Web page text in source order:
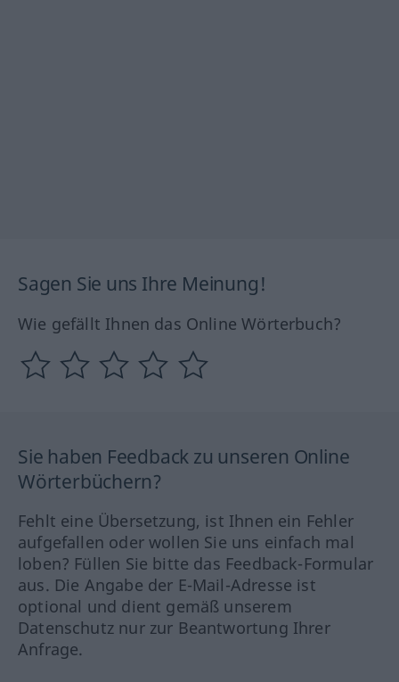
Sagen Sie uns Ihre Meinung!
Wie gefällt Ihnen das Online Wörterbuch?
Sie haben Feedback zu unseren Online
Wörterbüchern?
Fehlt eine Übersetzung, ist Ihnen ein Fehler
aufgefallen oder wollen Sie uns einfach mal
loben? Füllen Sie bitte das Feedback-Formular
aus. Die Angabe der E-Mail-Adresse ist
optional und dient gemäß unserem
Datenschutz nur zur Beantwortung Ihrer
Anfrage.